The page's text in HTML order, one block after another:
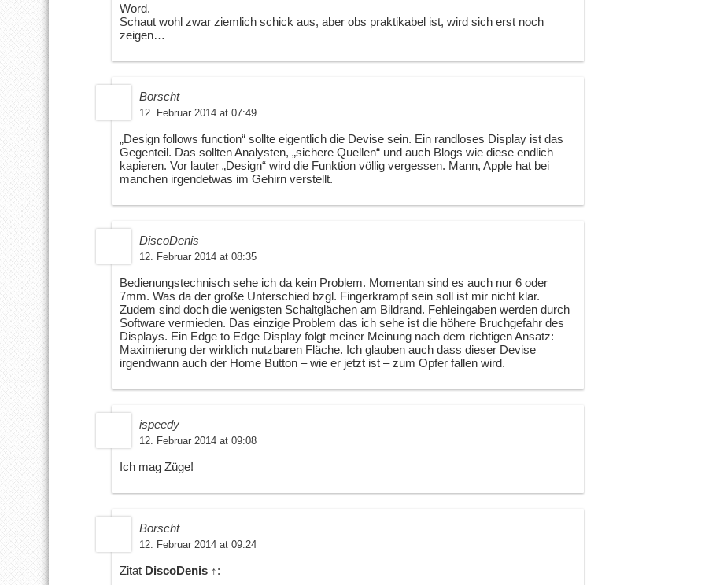
Word.
Schaut wohl zwar ziemlich schick aus, aber obs praktikabel ist, wird sich erst noch
zeigen…
Borscht
12. Februar 2014 at 07:49
„Design follows function“ sollte eigentlich die Devise sein. Ein randloses Display ist das
Gegenteil. Das sollten Analysten, „sichere Quellen“ und auch Blogs wie diese endlich
kapieren. Vor lauter „Design“ wird die Funktion völlig vergessen. Mann, Apple hat bei
manchen irgendetwas im Gehirn verstellt.
DiscoDenis
12. Februar 2014 at 08:35
Bedienungstechnisch sehe ich da kein Problem. Momentan sind es auch nur 6 oder
7mm. Was da der große Unterschied bzgl. Fingerkrampf sein soll ist mir nicht klar.
Zudem sind doch die wenigsten Schaltglächen am Bildrand. Fehleingaben werden durch
Software vermieden. Das einzige Problem das ich sehe ist die höhere Bruchgefahr des
Displays. Ein Edge to Edge Display folgt meiner Meinung nach dem richtigen Ansatz:
Maximierung der wirklich nutzbaren Fläche. Ich glauben auch dass dieser Devise
irgendwann auch der Home Button – wie er jetzt ist – zum Opfer fallen wird.
ispeedy
12. Februar 2014 at 09:08
Ich mag Züge!
Borscht
12. Februar 2014 at 09:24
Zitat DiscoDenis ↑: